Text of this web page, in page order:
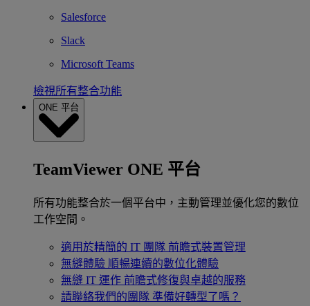
Salesforce
Slack
Microsoft Teams
檢視所有整合功能
ONE 平台
TeamViewer ONE 平台
所有功能整合於一個平台中，主動管理並優化您的數位
工作空間。
適用於精簡的 IT 團隊 前瞻式裝置管理
無縫體驗 順暢連續的數位化體驗
無縫 IT 運作 前瞻式修復與卓越的服務
請聯絡我們的團隊 準備好轉型了嗎？